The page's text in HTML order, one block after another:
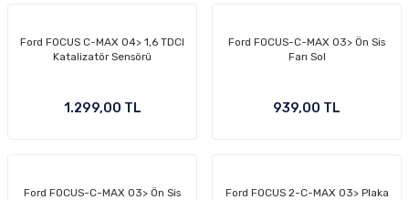
Ford FOCUS C-MAX 04> 1,6 TDCI
Katalizatör Sensörü
1.299,00 TL
Ford FOCUS-C-MAX 03> Ön Sis
Farı Sol
939,00 TL
Ford FOCUS-C-MAX 03> Ön Sis
Ford FOCUS 2-C-MAX 03> Plaka